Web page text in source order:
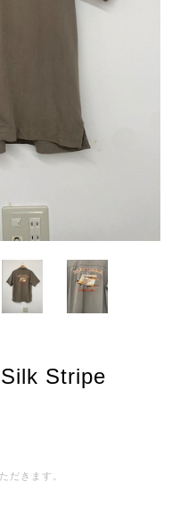
Stripe
だきます。